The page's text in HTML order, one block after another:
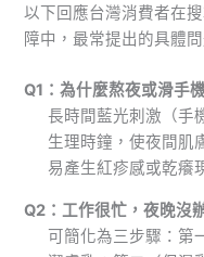
以下回應台灣消費者在
障中，最常提出的具體問
Q1：為什麼熬夜或滑手
長時間藍光刺激（手
生理時鐘，使夜間肌
易產生紅疹感或乾癢
Q2：工作很忙，夜晚沒
可簡化為三步驟：第